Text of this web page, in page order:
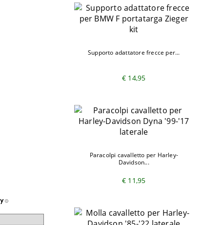
Supporto adattatore frecce per...
€ 14,95
Paracolpi cavalletto per Harley-
Davidson...
€ 11,95